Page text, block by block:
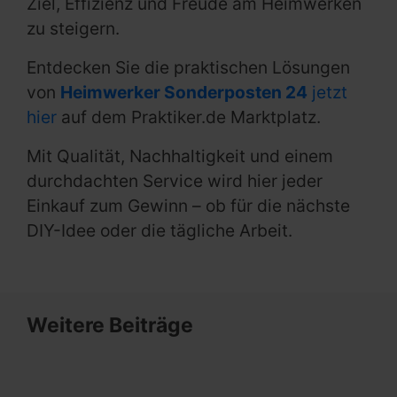
zu steigern.
Entdecken Sie die praktischen Lösungen
von Heimwerker Sonderposten 24 jetzt
hier auf dem Praktiker.de Marktplatz.
Mit Qualität, Nachhaltigkeit und einem
durchdachten Service wird hier jeder
Einkauf zum Gewinn – ob für die nächste
DIY-Idee oder die tägliche Arbeit.
Weitere Beiträge